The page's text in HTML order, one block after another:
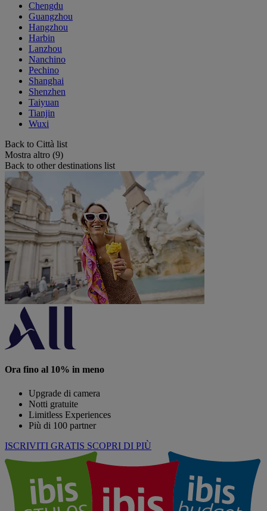
Chengdu
Guangzhou
Hangzhou
Harbin
Lanzhou
Nanchino
Pechino
Shanghai
Shenzhen
Taiyuan
Tianjin
Wuxi
Back to Città list
Mostra altro (9)
Back to other destinations list
Ora fino al 10% in meno
Upgrade di camera
Notti gratuite
Limitless Experiences
Più di 100 partner
ISCRIVITI GRATIS SCOPRI DI PIÙ